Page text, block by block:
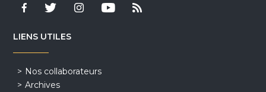
LIENS UTILES
Nos collaborateurs
Archives